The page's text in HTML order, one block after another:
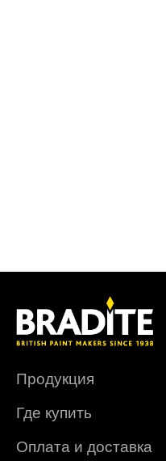
Продукция
Где купить
Оплата и доставка